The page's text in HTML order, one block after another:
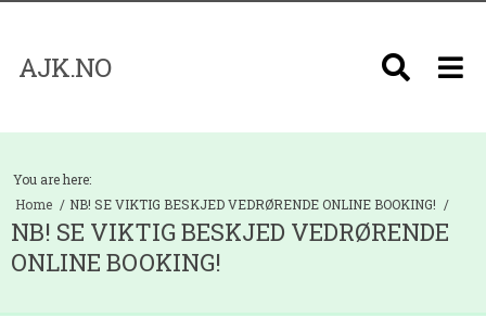
AJK.NO
You are here:
Home
NB! SE VIKTIG BESKJED VEDRØRENDE ONLINE BOOKING!
NB! SE VIKTIG BESKJED VEDRØRENDE
ONLINE BOOKING!